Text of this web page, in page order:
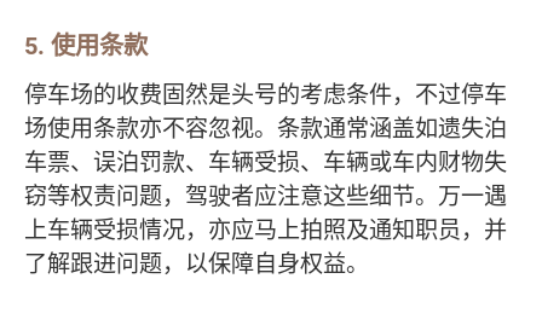
5. 使用条款
停车场的收费固然是头号的考虑条件，不过停车
场使用条款亦不容忽视。条款通常涵盖如遗失泊
车票、误泊罚款、车辆受损、车辆或车内财物失
窃等权责问题，驾驶者应注意这些细节。万一遇
上车辆受损情况，亦应马上拍照及通知职员，并
了解跟进问题，以保障自身权益。